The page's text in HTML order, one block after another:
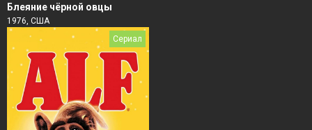
Блеяние чёрной овцы
1976, США
Сериал